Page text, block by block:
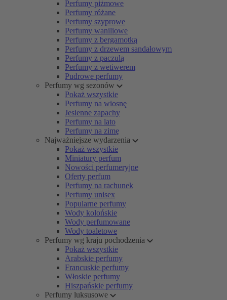
Perfumy piżmowe
Perfumy różane
Perfumy szyprowe
Perfumy waniliowe
Perfumy z bergamotką
Perfumy z drzewem sandałowym
Perfumy z paczulą
Perfumy z wetiwerem
Pudrowe perfumy
Perfumy wg sezonów
Pokaż wszystkie
Perfumy na wiosnę
Jesienne zapachy
Perfumy na lato
Perfumy na zimę
Najważniejsze wydarzenia
Pokaż wszystkie
Miniatury perfum
Nowości perfumeryjne
Oferty perfum
Perfumy na rachunek
Perfumy unisex
Popularne perfumy
Wody kolońskie
Wody perfumowane
Wody toaletowe
Perfumy wg kraju pochodzenia
Pokaż wszystkie
Arabskie perfumy
Francuskie perfumy
Włoskie perfumy
Hiszpańskie perfumy
Perfumy luksusowe